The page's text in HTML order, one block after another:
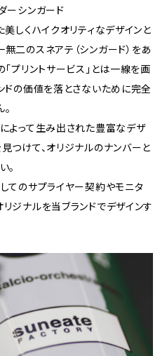
ーシンガード
しくハイクオリティなデザインと
二のスネアテ（シンガード）をあ
プリントサービス」とは一線を画
ドの価値を落とさないために完全
よって生み出された豊富なデザ
つけて、オリジナルのナンバーと
。
てのサプライヤー契約やモニタ
ジナルを当ブランドでデザインす